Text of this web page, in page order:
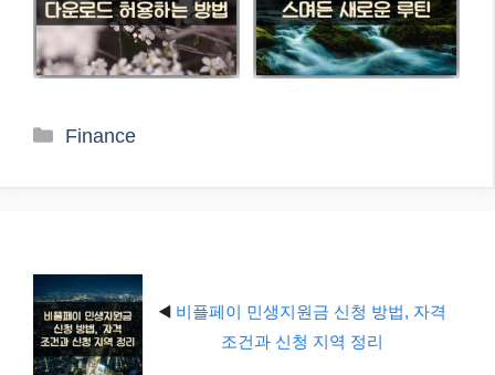
카
Finance
◀️ 비플페이 민생지원금 신청 방법, 자격
조건과 신청 지역 정리